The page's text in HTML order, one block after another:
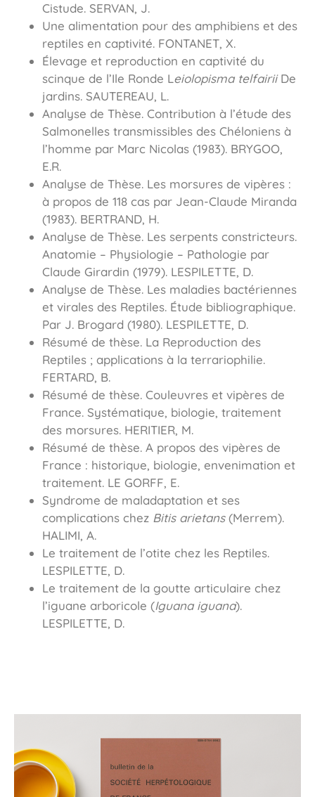
Cistude. SERVAN, J.
Une alimentation pour des amphibiens et des
reptiles en captivité. FONTANET, X.
Élevage et reproduction en captivité du
scinque de l’Ile Ronde Leiolopisma telfairiiDe
jardins. SAUTEREAU, L.
Analyse de Thèse. Contribution à l’étude des
Salmonelles transmissibles des Chéloniens à
l’homme par Marc Nicolas (1983). BRYGOO,
E.R.
Analyse de Thèse. Les morsures de vipères :
à propos de 118 cas par Jean-Claude Miranda
(1983). BERTRAND, H.
Analyse de Thèse. Les serpents constricteurs.
Anatomie – Physiologie – Pathologie par
Claude Girardin (1979). LESPILETTE, D.
Analyse de Thèse. Les maladies bactériennes
et virales des Reptiles. Étude bibliographique.
Par J. Brogard (1980). LESPILETTE, D.
Résumé de thèse. La Reproduction des
Reptiles ; applications à la terrariophilie.
FERTARD, B.
Résumé de thèse. Couleuvres et vipères de
France. Systématique, biologie, traitement
des morsures. HERITIER, M.
Résumé de thèse. A propos des vipères de
France : historique, biologie, envenimation et
traitement. LE GORFF, E.
Syndrome de maladaptation et ses
complications chez Bitis arietans(Merrem).
HALIMI, A.
Le traitement de l’otite chez les Reptiles.
LESPILETTE, D.
Le traitement de la goutte articulaire chez
l’iguane arboricole (Iguana iguana).
LESPILETTE, D.